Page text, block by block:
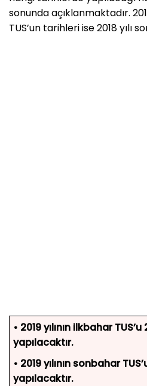
sonunda açıklanmaktadır.
TUS’un tarihleri ise 2018 yılı
• 2019 yılının ilkbahar
yapılacaktır.
• 2019 yılının sonbahar
yapılacaktır.